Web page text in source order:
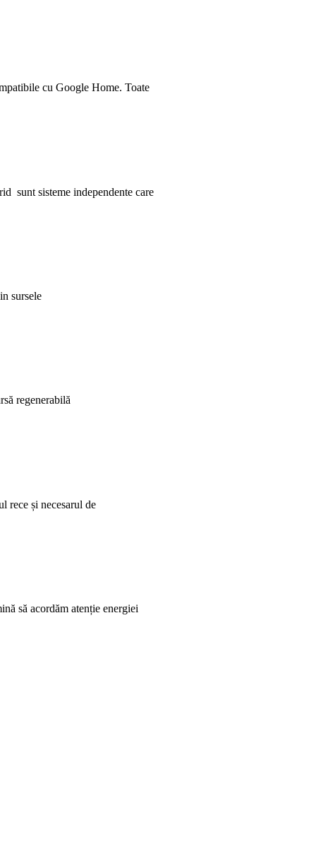
cu Google Home. Toate
sunt sisteme independente care
sursele
regenerabilă
rece și necesarul de
să acordăm atenție energiei